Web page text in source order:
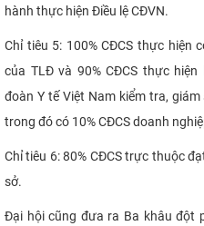
hành thực hiện Điều lệ CĐVN.
Chỉ tiêu 5: 100% CĐCS thực hiện
của TLĐ và 90% CĐCS thực
đoàn Y tế Việt Nam kiểm tra,
trong đó có 10% CĐCS doanh
Chỉ tiêu 6: 80% CĐCS trực thuộc
sở.
Đại hội cũng đưa ra Ba khâu đột